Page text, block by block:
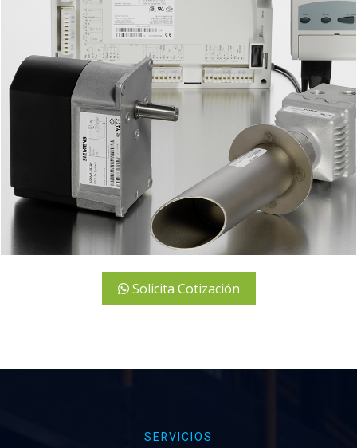
Solicita Cotización
SERVICIOS